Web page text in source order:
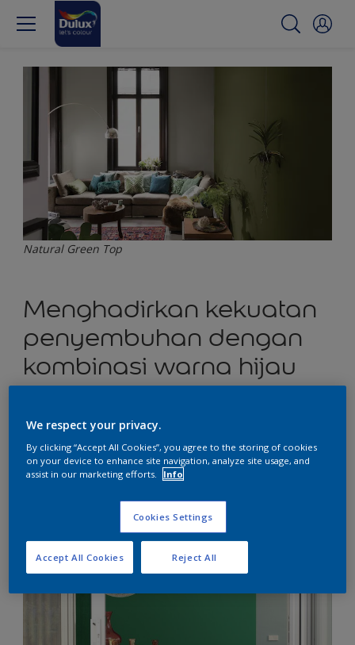
Natural Green Top
Menghadirkan kekuatan
penyembuhan dengan
kombinasi warna hijau
alam
Hijau Yang Alami
We respect your privacy.
By clicking “Accept All Cookies”, you agree to the storing of cookies
on your device to enhance site navigation, analyze site usage, and
assist in our marketing efforts.
Info
Cookies Settings
Reject All
Accept All Cookies